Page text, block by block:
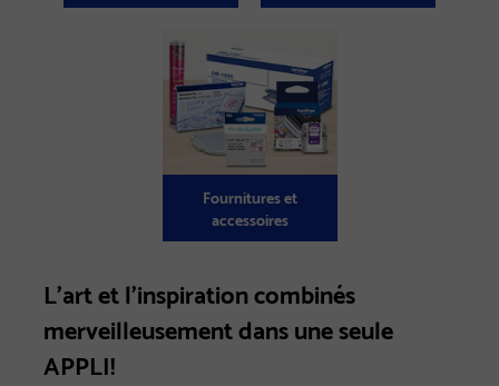
Fournitures et
accessoires
L’art et l’inspiration combinés
merveilleusement dans une seule
APPLI!